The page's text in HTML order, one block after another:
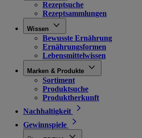
Rezeptsuche
Rezeptsammlungen
Wissen
Bewusste Ernährung
Ernährungsformen
Lebensmittelwissen
Marken & Produkte
Sortiment
Produktsuche
Produktherkunft
Nachhaltigkeit
Gewinnspiele